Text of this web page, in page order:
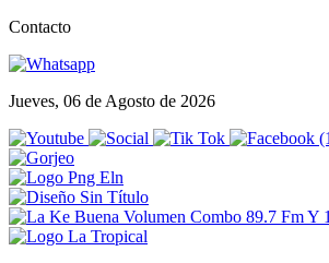
Contacto
Jueves, 06 de Agosto de 2026